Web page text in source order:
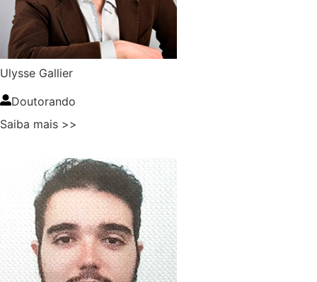
Ulysse Gallier
Doutorando
Saiba mais >>